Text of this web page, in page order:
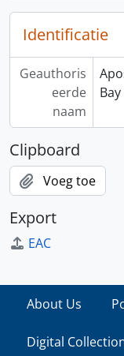
Identificatie
Geauthoris
eerde
naam
Bay
Clipboard
Voeg toe
Export
EAC
About Us
Digital